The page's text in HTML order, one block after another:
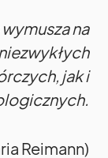
na
jak i
Reimann)